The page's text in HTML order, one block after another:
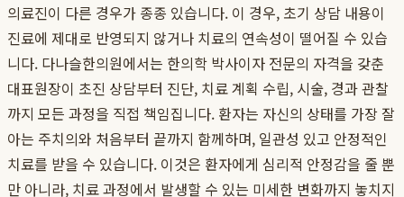
의료진이 다른 경우가 종종 있습니다. 이 경우, 초기 상담 내용이
진료에 제대로 반영되지 않거나 치료의 연속성이 떨어질 수 있습
니다. 다나슬한의원에서는 한의학 박사이자 전문의 자격을 갖춘
대표원장이 초진 상담부터 진단, 치료 계획 수립, 시술, 경과 관찰
까지 모든 과정을 직접 책임집니다. 환자는 자신의 상태를 가장 잘
아는 주치의와 처음부터 끝까지 함께하며, 일관성 있고 안정적인
치료를 받을 수 있습니다. 이것은 환자에게 심리적 안정감을 줄 뿐
만 아니라, 치료 과정에서 발생할 수 있는 미세한 변화까지 놓치지